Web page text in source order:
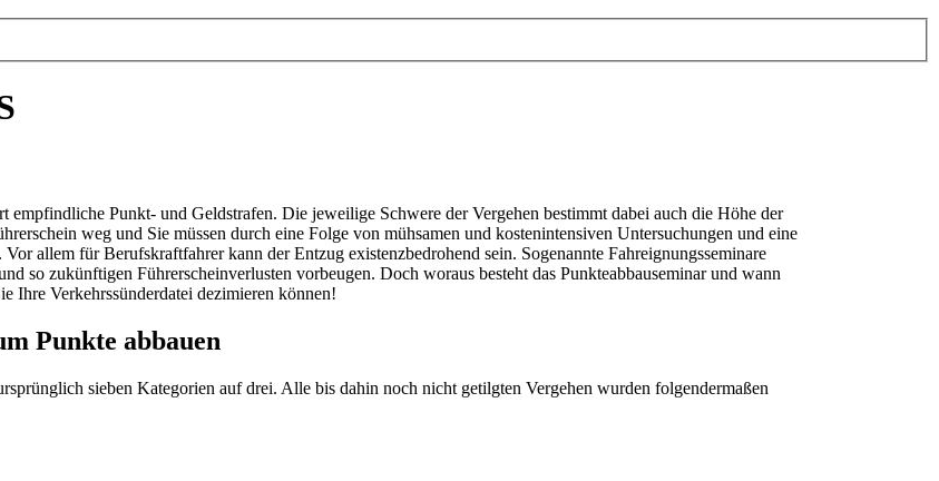
empfindliche Punkt- und Geldstrafen. Die jeweilige Schwere der Vergehen bestimmt dabei auch die Höhe der
weg und Sie müssen durch eine Folge von mühsamen und kostenintensiven Untersuchungen und eine
allem für Berufskraftfahrer kann der Entzug existenzbedrohend sein. Sogenannte Fahreignungsseminare
so zukünftigen Führerscheinverlusten vorbeugen. Doch woraus besteht das Punkteabbauseminar und wann
Ihre Verkehrssünderdatei dezimieren können!
Punkte abbauen
sieben Kategorien auf drei. Alle bis dahin noch nicht getilgten Vergehen wurden folgendermaßen